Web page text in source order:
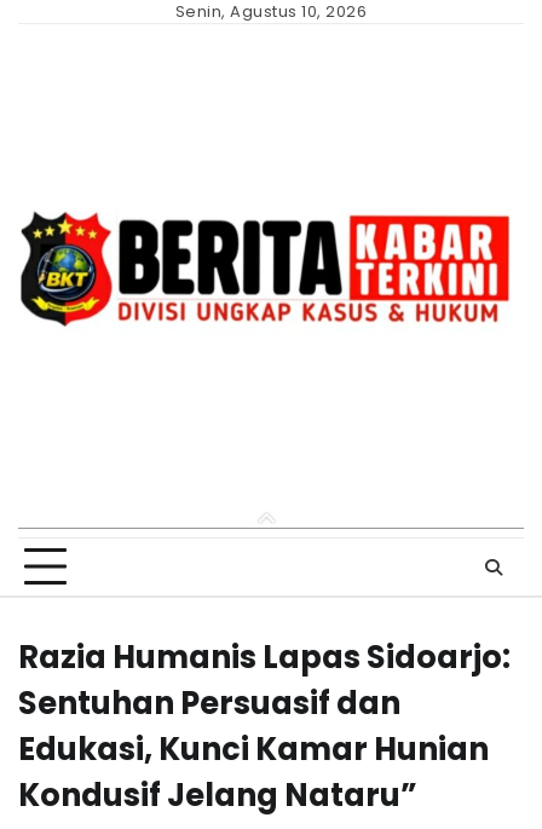
Senin, Agustus 10, 2026
Razia Humanis Lapas Sidoarjo:
Sentuhan Persuasif dan
Edukasi, Kunci Kamar Hunian
Kondusif Jelang Nataru”